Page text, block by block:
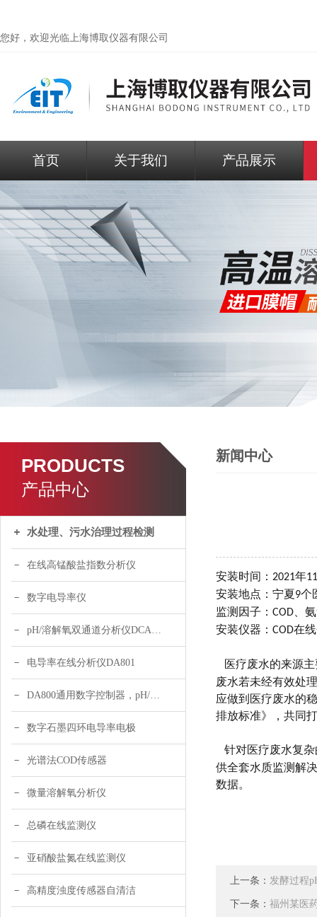
您好，欢迎光临上海博取仪器有限公司
首页 关于我们 产品展示
PRODUCTS
产品中心
水处理、污水治理过程检测
在线高锰酸盐指数分析仪
数字电导率仪
pH/溶解氧双通道分析仪DCA120
电导率在线分析仪DA801
DA800通用数字控制器，pH/DO/ORP多参数
数字石墨四环电导率电极
光谱法COD传感器
微量溶解氧分析仪
总磷在线监测仪
亚硝酸盐氮在线监测仪
高精度浊度传感器自清洁
新闻中心
安装时间： 2021年11
安装地点：宁夏9个
监测因子： COD 、
安装仪器： COD在
医疗废水的来源
废水若未经有效处
应做到医疗废水的
排放标准》，共同
针对医疗废水复杂
供全套水质监测解
数据。
上一条： 发酵过程
下一条： 福州某医